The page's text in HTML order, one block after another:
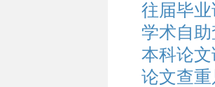
往届毕
学术自
本科论
论文查